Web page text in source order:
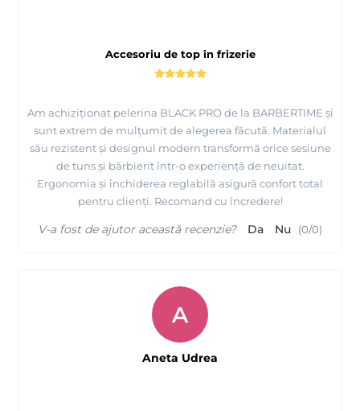
Accesoriu de top în frizerie
Am achiziționat pelerina BLACK PRO de la BARBERTIME și
sunt extrem de mulțumit de alegerea făcută. Materialul
său rezistent și designul modern transformă orice sesiune
de tuns și bărbierit într-o experiență de neuitat.
Ergonomia și închiderea reglabilă asigură confort total
pentru clienți. Recomand cu încredere!
V-a fost de ajutor această recenzie? Da Nu (0/0)
A
Aneta Udrea